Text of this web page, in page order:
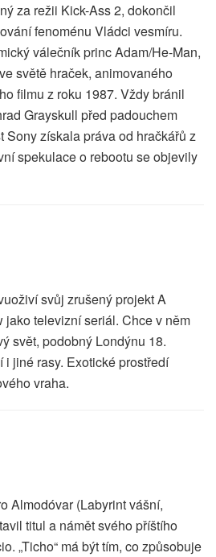
za režii Kick-Ass 2, dokončil
fenoménu Vládci vesmíru.
válečník princ Adam/He-Man,
světě hraček, animovaného
filmu z roku 1987. Vždy bránil
Grayskull před padouchem
Sony získala práva od hračkářů z
spekulace o rebootu se objevily
svůj zrušený projekt A
televizní seriál. Chce v něm
svět, podobný Londýnu 18.
jiné rasy. Exotické prostředí
vraha.
Almodóvar (Labyrint vášní,
titul a námět svého příštího
„Ticho“ má být tím, co způsobuje